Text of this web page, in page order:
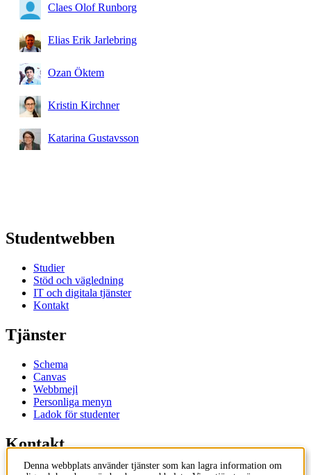
Claes Olof Runborg
Elias Erik Jarlebring
Ozan Öktem
Kristin Kirchner
Katarina Gustavsson
Studentwebben
Studier
Stöd och vägledning
IT och digitala tjänster
Kontakt
Tjänster
Schema
Canvas
Webbmejl
Personliga menyn
Ladok för studenter
Kontakt
Denna webbplats använder tjänster som kan lagra information om